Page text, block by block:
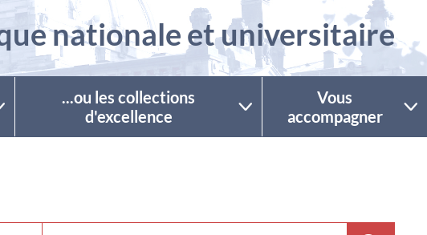
nationale et universitaire
...ou les collections
d'excellence
Vous
accompagner